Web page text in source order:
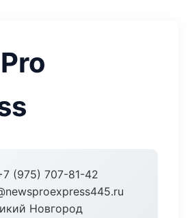
(975) 707-81-42
Новгород